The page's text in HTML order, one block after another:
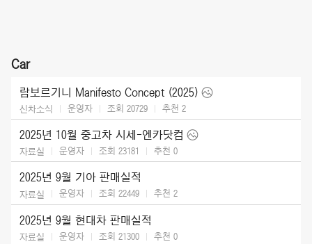
Car
람보르기니 Manifesto Concept (2025)
신차소식 운영자 조회 20729 추천 2
2025년 10월 중고차 시세-엔카닷컴
자료실 운영자 조회 23181 추천 0
2025년 9월 기아 판매실적
자료실 운영자 조회 22449 추천 2
2025년 9월 현대차 판매실적
자료실 운영자 조회 21300 추천 0